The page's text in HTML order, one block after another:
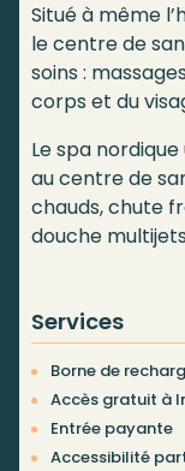
Situé à même
le centre de
soins :
corps et du
Le spa
au centre de
chauds, chute
douche
Services
Borne de
Accès gratuit à
Entrée payante
Accessibilité